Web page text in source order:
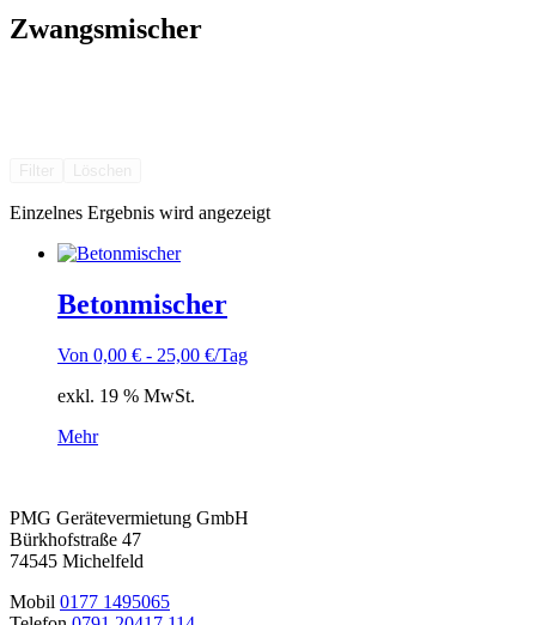
Zwangsmischer
Einzelnes Ergebnis wird angezeigt
Betonmischer
Von 0,00 € - 25,00 €/Tag
exkl. 19 % MwSt.
Mehr
PMG Gerätevermietung GmbH
Bürkhofstraße 47
74545 Michelfeld
Mobil 0177 1495065